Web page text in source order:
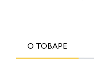
О ТОВАРЕ